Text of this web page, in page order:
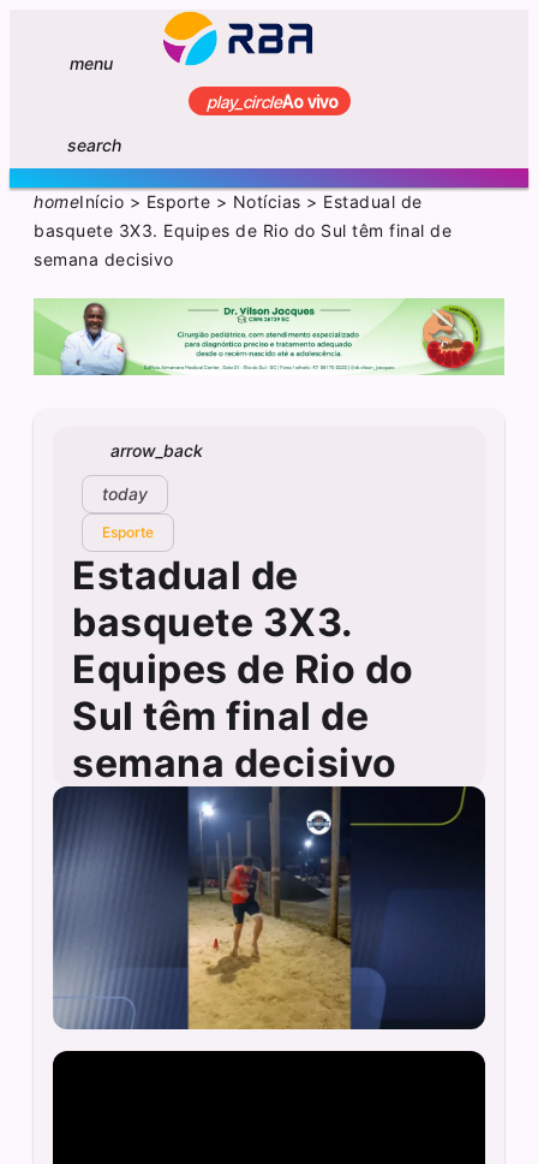
menu
play_circleAo vivo
search
homeInício > Esporte > Notícias > Estadual de
basquete 3X3. Equipes de Rio do Sul têm final de
semana decisivo
arrow_back
today
Esporte
Estadual de
basquete 3X3.
Equipes de Rio do
Sul têm final de
semana decisivo